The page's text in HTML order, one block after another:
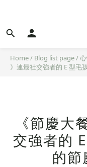
Home/ Blog list page/
》連最社交強者的 E 型毛
《節慶
交強者的
的節